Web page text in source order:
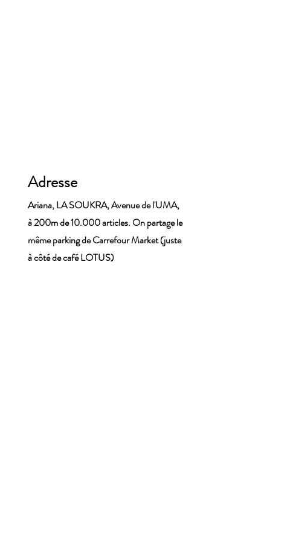
Adresse
Ariana, LA SOUKRA, Avenue de l'UMA,
à 200m de 10.000 articles. On partage le
même parking de Carrefour Market (juste
à côté de café LOTUS)